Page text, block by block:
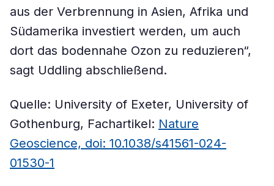
aus der Verbrennung in Asien, Afrika und
Südamerika investiert werden, um auch
dort das bodennahe Ozon zu reduzieren“,
sagt Uddling abschließend.
Quelle: University of Exeter, University of
Gothenburg, Fachartikel: Nature
Geoscience, doi: 10.1038/s41561-024-
01530-1